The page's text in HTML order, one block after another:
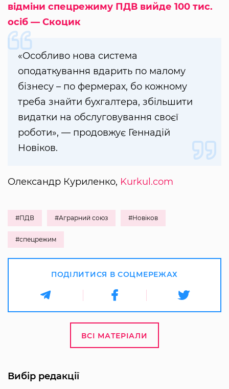
відміни спецрежиму ПДВ вийде 100 тис.
осіб — Скоцик
«Особливо нова система
оподаткування вдарить по малому
бізнесу – по фермерах, бо кожному
треба знайти бухгалтера, збільшити
видатки на обслуговування своєї
роботи», — продовжує Геннадій
Новіков.
Олександр Куриленко, Kurkul.com
#ПДВ #Аграрний союз #Новіков
#спецрежим
ПОДІЛИТИСЯ В СОЦМЕРЕЖАХ
ВСІ МАТЕРІАЛИ
Вибір редакції